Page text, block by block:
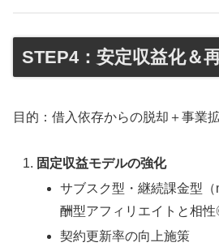
STEP4：安定収益化＆
目的：借入依存からの脱却＋事業
固定収益モデルの強化
サブスク型・継続課金型
酬型アフィリエイトと相性
契約更新率の向上施策